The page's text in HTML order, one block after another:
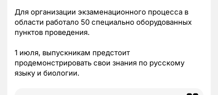
Для организации экзаменационного процесса в
области работало 50 специально оборудованных
пунктов проведения.
1 июля, выпускникам предстоит
продемонстрировать свои знания по русскому
языку и биологии.